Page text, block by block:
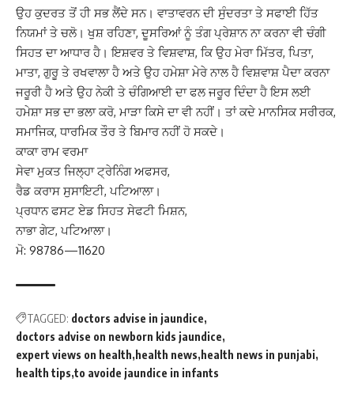
ਉਹ ਕੁਦਰਤ ਤੋਂ ਹੀ ਸਭ ਲੈਂਦੇ ਸਨ। ਵਾਤਾਵਰਨ ਦੀ ਸੁੰਦਰਤਾ ਤੇ ਸਫਾਈ ਹਿੱਤ
ਨਿਯਮਾਂ ਤੇ ਚਲੋ। ਖੁਸ਼ ਰਹਿਣਾ, ਦੂਸਰਿਆਂ ਨੂੰ ਤੰਗ ਪ੍ਰੇਸ਼ਾਨ ਨਾ ਕਰਨਾ ਵੀ ਚੰਗੀ
ਸਿਹਤ ਦਾ ਆਧਾਰ ਹੈ। ਇਸ਼ਵਰ ਤੇ ਵਿਸ਼ਵਾਸ਼, ਕਿ ਉਹ ਮੇਰਾ ਮਿੱਤਰ, ਪਿਤਾ,
ਮਾਤਾ, ਗੁਰੂ ਤੇ ਰਖਵਾਲਾ ਹੈ ਅਤੇ ਉਹ ਹਮੇਸ਼ਾ ਮੇਰੇ ਨਾਲ ਹੈ ਵਿਸ਼ਵਾਸ਼ ਪੈਦਾ ਕਰਨਾ
ਜਰੂਰੀ ਹੈ ਅਤੇ ਉਹ ਨੇਕੀ ਤੇ ਚੰਗਿਆਈ ਦਾ ਫਲ ਜਰੂਰ ਦਿੰਦਾ ਹੈ ਇਸ ਲਈ
ਹਮੇਸ਼ਾ ਸਭ ਦਾ ਭਲਾ ਕਰੋ, ਮਾੜਾ ਕਿਸੇ ਦਾ ਵੀ ਨਹੀਂ। ਤਾਂ ਕਦੇ ਮਾਨਸਿਕ ਸਰੀਰਕ,
ਸਮਾਜਿਕ, ਧਾਰਮਿਕ ਤੌਰ ਤੇ ਬਿਮਾਰ ਨਹੀਂ ਹੋ ਸਕਦੇ।
ਕਾਕਾ ਰਾਮ ਵਰਮਾ
ਸੇਵਾ ਮੁਕਤ ਜਿਲ੍ਹਾ ਟ੍ਰੇਨਿੰਗ ਅਫਸਰ,
ਰੈਡ ਕਰਾਸ ਸੁਸਾਇਟੀ, ਪਟਿਆਲਾ।
ਪ੍ਰਧਾਨ ਫਸਟ ਏਡ ਸਿਹਤ ਸੇਫਟੀ ਮਿਸ਼ਨ,
ਨਾਭਾ ਗੇਟ, ਪਟਿਆਲਾ।
ਮੋ: 98786—11620
TAGGED: doctors advise in jaundice
doctors advise on newborn kids jaundice
expert views on health health news health news in punjabi
health tips to avoide jaundice in infants